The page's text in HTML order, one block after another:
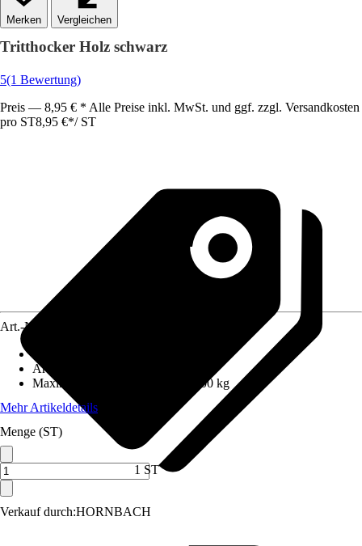
Vergleichen
Tritthocker Holz schwarz
5(1 Bewertung)
Preis — 8,95 € * Alle Preise inkl. MwSt. und ggf. zzgl. Versandkosten
pro ST8,95 €*/ ST
Verkauf durch:HORNBACH
Art.-Nr.
Arbeitshöhe
Maximales Belastungsgewicht
100 kg
Mehr Artikeldetails
Menge (ST)
1 ST